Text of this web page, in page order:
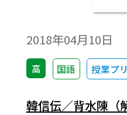
2018年04月10日
高 国語 授業プ
韓信伝／背水陳（